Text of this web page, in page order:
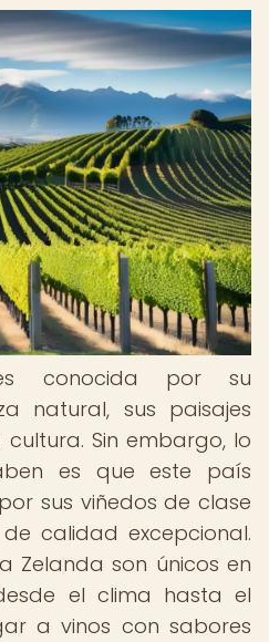
conocida por su
natural, sus paisajes
Sin embargo, lo
es que este país
sus viñedos de clase
calidad excepcional.
Zelanda son únicos en
el clima hasta el
a vinos con sabores